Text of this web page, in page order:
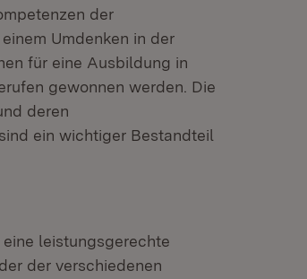
der
Umdenken in der
für eine Ausbildung in
gewonnen werden. Die
deren
ein wichtiger Bestandteil
leistungsgerechte
der verschiedenen